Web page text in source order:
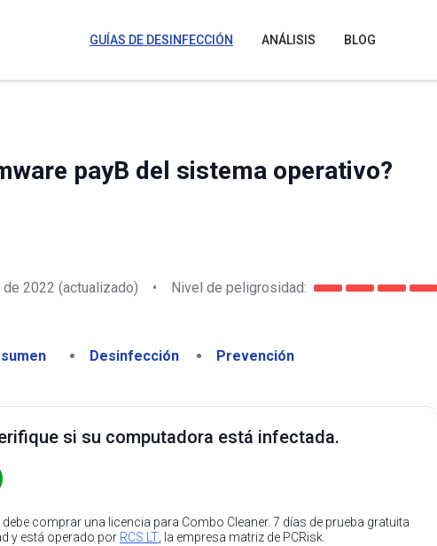
GUÍAS DE DESINFECCIÓN ANÁLISIS BLOG
payB del sistema operativo?
2022 (actualizado) • Nivel de peligrosidad:
Desinfección Prevención
si su computadora está infectada.
comprar una licencia para Combo Cleaner. 7 días de prueba gratuita
y está operado por RCS LT , la empresa matriz de PCRisk.